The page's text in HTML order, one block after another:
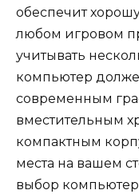
обеспечит
любом игровом
учитывать
компьютер
современным
вместительным
компактным
места на вашем
выбор